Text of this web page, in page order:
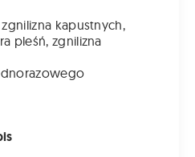
kapustnych,
pleśń, zgnilizna